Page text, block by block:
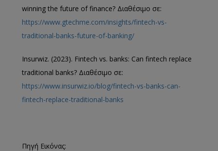
winning the future of finance? Διαθέσιμο σε:
https://www.gtechme.com/insights/fintech-vs-
traditional-banks-future-of-banking/
Insurwiz. (2023). Fintech vs. banks: Can fintech replace
traditional banks? Διαθέσιμο σε:
https://www.insurwiz.io/blog/fintech-vs-banks-can-
fintech-replace-traditional-banks
Πηγή Εικόνας: